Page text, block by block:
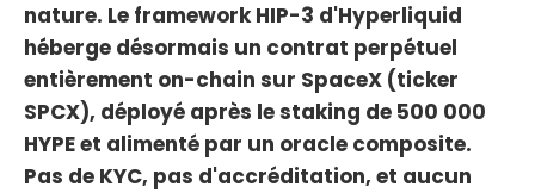
nature. Le framework HIP-3 d'Hyperliquid
héberge désormais un contrat perpétuel
entièrement on-chain sur SpaceX (ticker
SPCX), déployé après le staking de 500 000
HYPE et alimenté par un oracle composite.
Pas de KYC, pas d'accréditation, et aucun